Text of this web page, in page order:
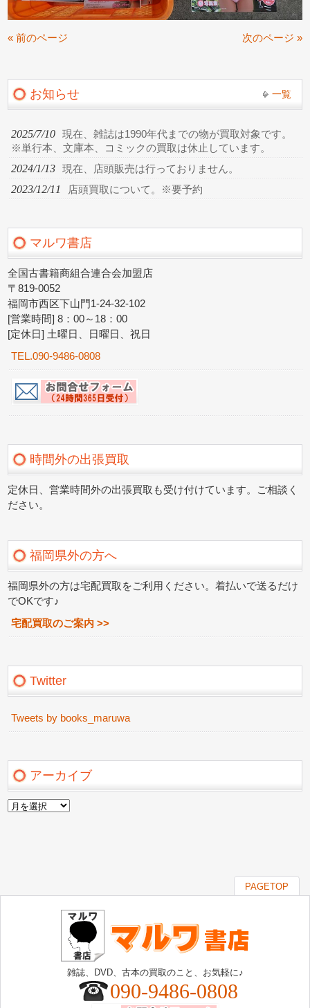
« 前のページ 次のページ »
お知らせ 一覧
2025/7/10
現在、雑誌は1990年代までの物が買取対象です。
※単行本、文庫本、コミックの買取は休止しています。
2024/1/13 現在、店頭販売は行っておりません。
2023/12/11 店頭買取について。※要予約
マルワ書店
全国古書籍商組合連合会加盟店
〒819-0052
福岡市西区下山門1-24-32-102
[営業時間] 8：00～18：00
[定休日] 土曜日、日曜日、祝日
TEL.090-9486-0808
時間外の出張買取
定休日、営業時間外の出張買取も受け付けています。ご相談く
ださい。
福岡県外の方へ
福岡県外の方は宅配買取をご利用ください。着払いで送るだけ
でOKです♪
宅配買取のご案内 >>
Twitter
Tweets by books_maruwa
アーカイブ
ア
PAGETOP
雑誌、DVD、古本の買取のこと、お気軽に♪
090-9486-0808